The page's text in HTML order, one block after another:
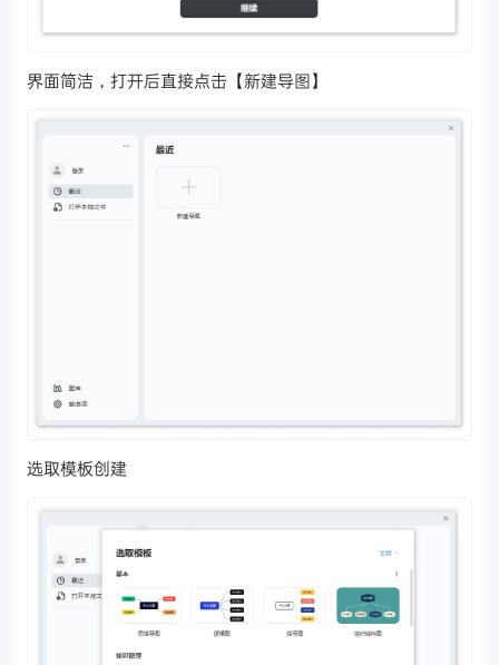
界面简洁，打开后直接点击【新建导图】
选取模板创建